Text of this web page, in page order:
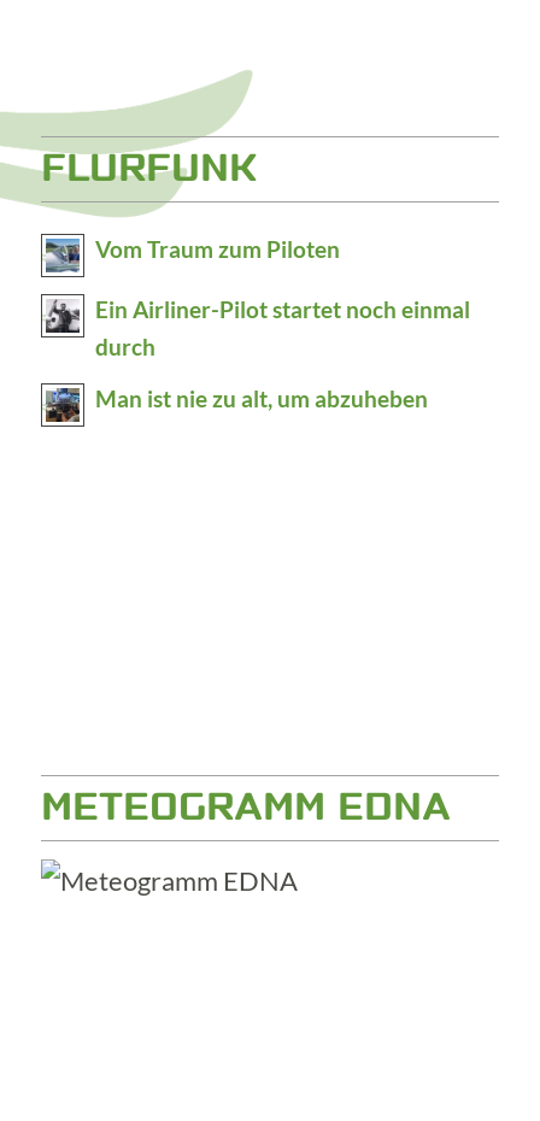
FLURFUNK
Vom Traum zum Piloten
Ein Airliner-Pilot startet noch einmal
durch
Man ist nie zu alt, um abzuheben
METEOGRAMM EDNA